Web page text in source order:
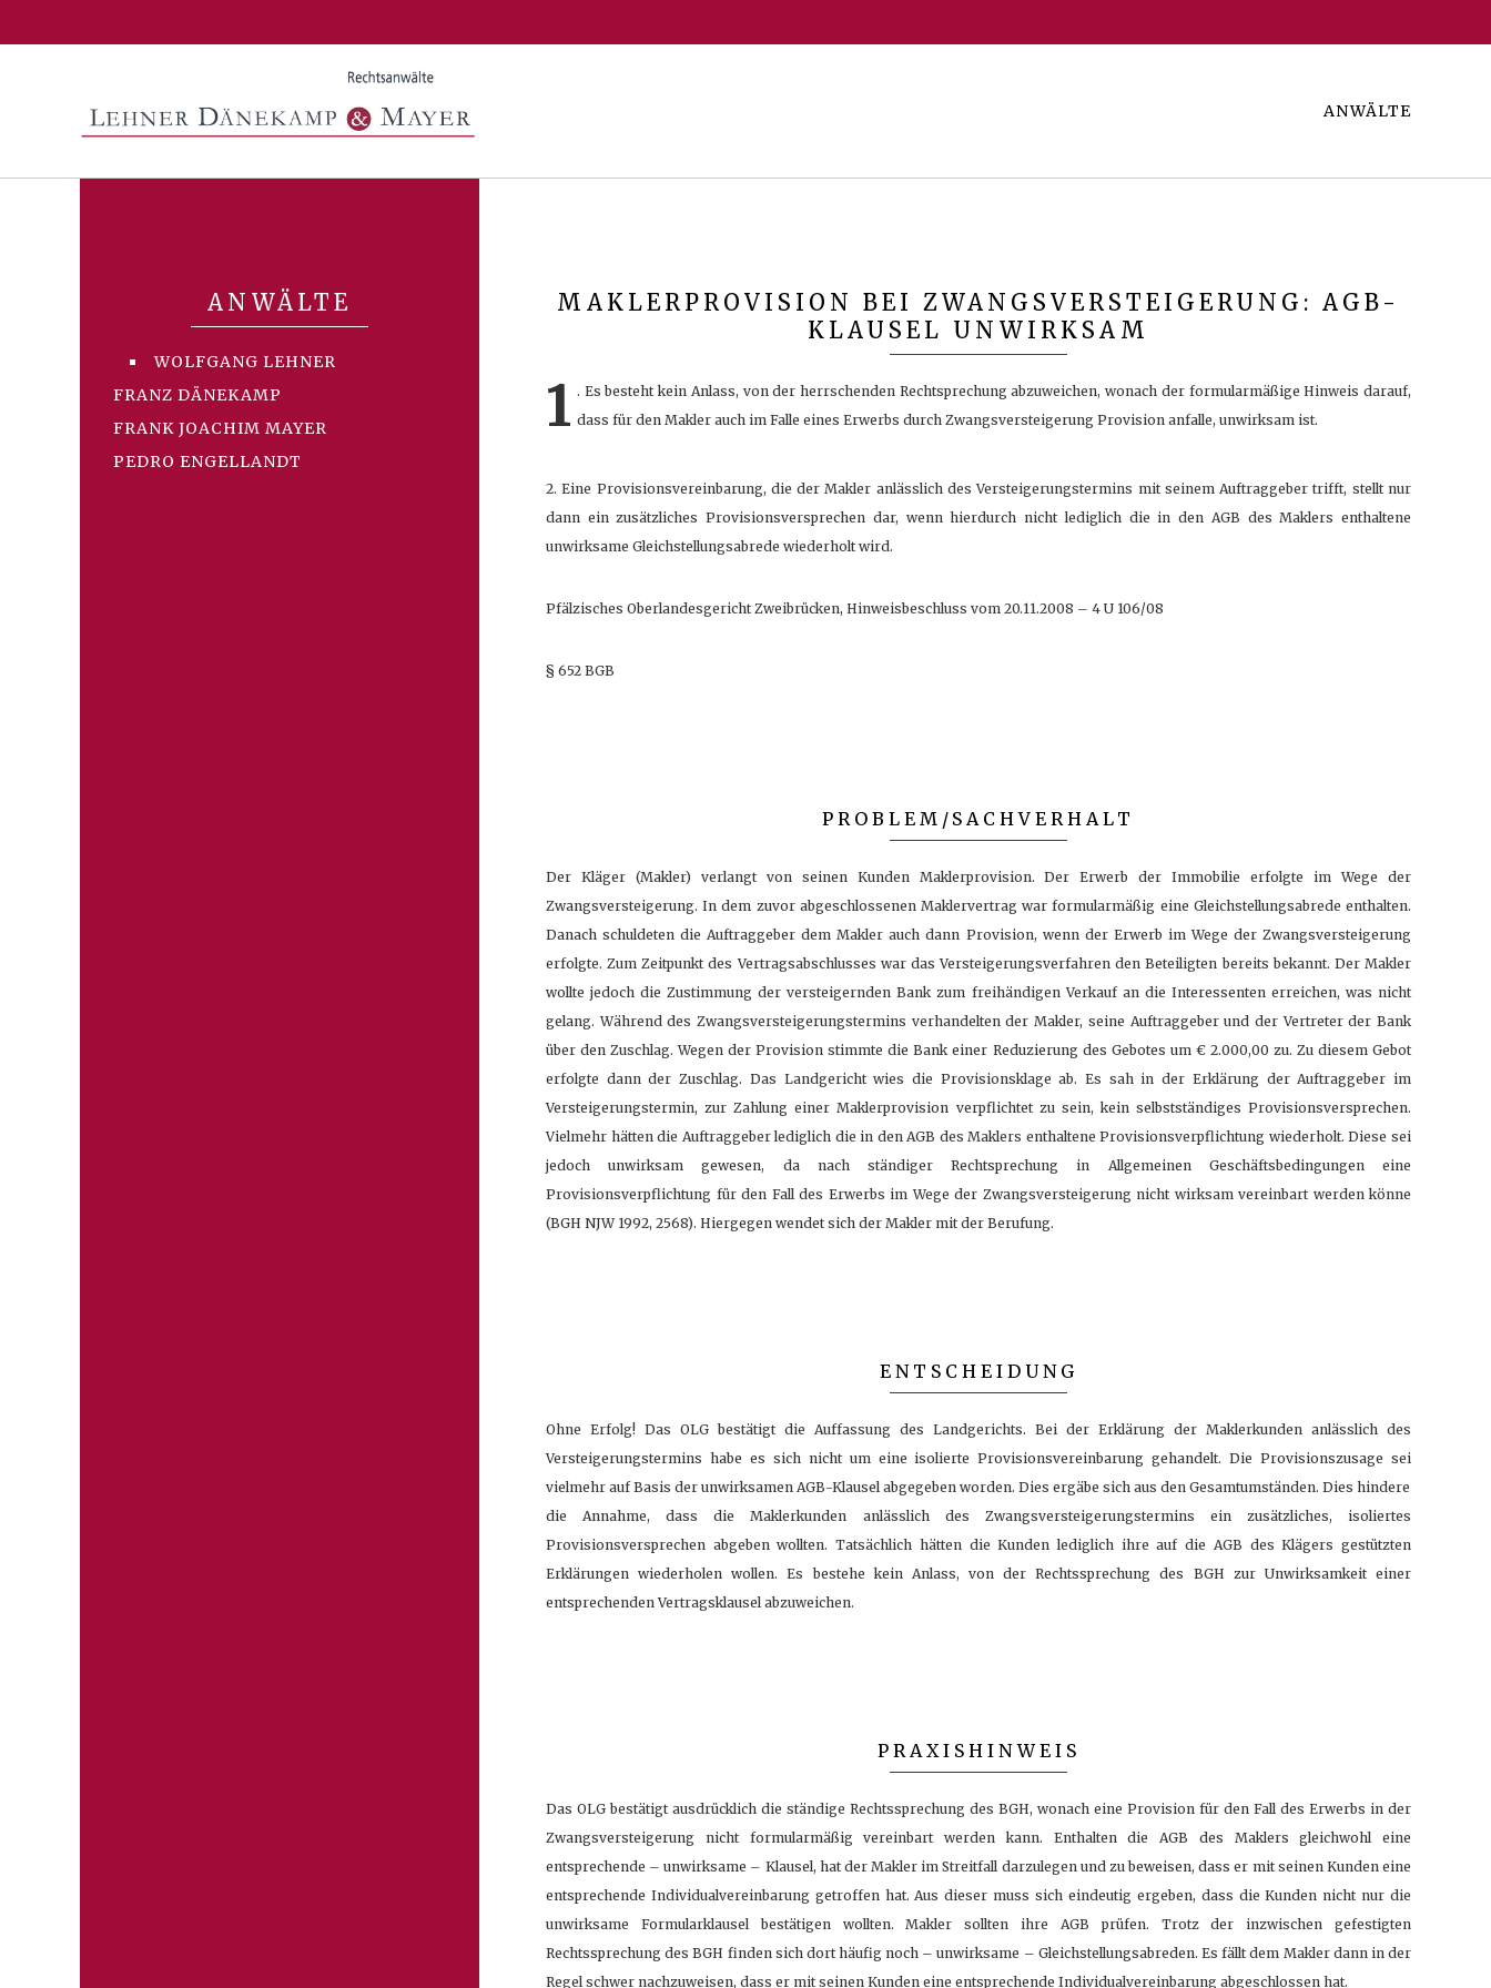
ANWÄLTE
MAKLERPROVISION BEI ZWANGSVERSTEIGERUNG: AGB-
KLAUSEL UNWIRKSAM
1 . Es besteht kein Anlass, von der herrschenden Rechtsprechung abzuweichen, wonach der formularmäßige Hinweis darauf,
dass für den Makler auch im Falle eines Erwerbs durch Zwangsversteigerung Provision anfalle, unwirksam ist.
2. Eine Provisionsvereinbarung, die der Makler anlässlich des Versteigerungstermins mit seinem Auftraggeber trifft, stellt nur
dann ein zusätzliches Provisionsversprechen dar, wenn hierdurch nicht lediglich die in den AGB des Maklers enthaltene
unwirksame Gleichstellungsabrede wiederholt wird.
Pfälzisches Oberlandesgericht Zweibrücken, Hinweisbeschluss vom 20.11.2008 – 4 U 106/08
§ 652 BGB
PROBLEM/SACHVERHALT
Der Kläger (Makler) verlangt von seinen Kunden Maklerprovision. Der Erwerb der Immobilie erfolgte im Wege der
Zwangsversteigerung. In dem zuvor abgeschlossenen Maklervertrag war formularmäßig eine Gleichstellungsabrede enthalten.
Danach schuldeten die Auftraggeber dem Makler auch dann Provision, wenn der Erwerb im Wege der Zwangsversteigerung
erfolgte. Zum Zeitpunkt des Vertragsabschlusses war das Versteigerungsverfahren den Beteiligten bereits bekannt. Der Makler
wollte jedoch die Zustimmung der versteigernden Bank zum freihändigen Verkauf an die Interessenten erreichen, was nicht
gelang. Während des Zwangsversteigerungstermins verhandelten der Makler, seine Auftraggeber und der Vertreter der Bank
über den Zuschlag. Wegen der Provision stimmte die Bank einer Reduzierung des Gebotes um € 2.000,00 zu. Zu diesem Gebot
erfolgte dann der Zuschlag. Das Landgericht wies die Provisionsklage ab. Es sah in der Erklärung der Auftraggeber im
Versteigerungstermin, zur Zahlung einer Maklerprovision verpflichtet zu sein, kein selbstständiges Provisionsversprechen.
Vielmehr hätten die Auftraggeber lediglich die in den AGB des Maklers enthaltene Provisionsverpflichtung wiederholt. Diese sei
jedoch unwirksam gewesen, da nach ständiger Rechtsprechung in Allgemeinen Geschäftsbedingungen eine
Provisionsverpflichtung für den Fall des Erwerbs im Wege der Zwangsversteigerung nicht wirksam vereinbart werden könne
(BGH NJW 1992, 2568). Hiergegen wendet sich der Makler mit der Berufung.
ENTSCHEIDUNG
Ohne Erfolg! Das OLG bestätigt die Auffassung des Landgerichts. Bei der Erklärung der Maklerkunden anlässlich des
Versteigerungstermins habe es sich nicht um eine isolierte Provisionsvereinbarung gehandelt. Die Provisionszusage sei
vielmehr auf Basis der unwirksamen AGB-Klausel abgegeben worden. Dies ergäbe sich aus den Gesamtumständen. Dies hindere
die Annahme, dass die Maklerkunden anlässlich des Zwangsversteigerungstermins ein zusätzliches, isoliertes
Provisionsversprechen abgeben wollten. Tatsächlich hätten die Kunden lediglich ihre auf die AGB des Klägers gestützten
Erklärungen wiederholen wollen. Es bestehe kein Anlass, von der Rechtssprechung des BGH zur Unwirksamkeit einer
entsprechenden Vertragsklausel abzuweichen.
PRAXISHINWEIS
Das OLG bestätigt ausdrücklich die ständige Rechtssprechung des BGH, wonach eine Provision für den Fall des Erwerbs in der
Zwangsversteigerung nicht formularmäßig vereinbart werden kann. Enthalten die AGB des Maklers gleichwohl eine
entsprechende – unwirksame – Klausel, hat der Makler im Streitfall darzulegen und zu beweisen, dass er mit seinen Kunden eine
entsprechende Individualvereinbarung getroffen hat. Aus dieser muss sich eindeutig ergeben, dass die Kunden nicht nur die
unwirksame Formularklausel bestätigen wollten. Makler sollten ihre AGB prüfen. Trotz der inzwischen gefestigten
Rechtssprechung des BGH finden sich dort häufig noch – unwirksame – Gleichstellungsabreden. Es fällt dem Makler dann in der
Regel schwer nachzuweisen, dass er mit seinen Kunden eine entsprechende Individualvereinbarung abgeschlossen hat.
ANWÄLTE
WOLFGANG LEHNER
FRANZ DÄNEKAMP
FRANK JOACHIM MAYER
PEDRO ENGELLANDT